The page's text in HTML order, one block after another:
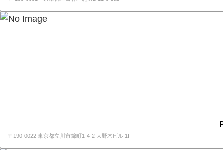
〒190-0022 東京都立川市錦町1-4-2 大野木ビル 1F